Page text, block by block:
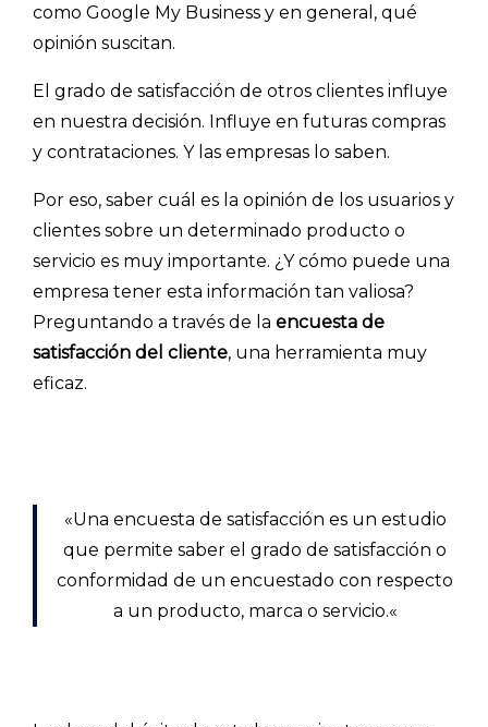
como Google My Business y en general, qué
opinión suscitan.
El grado de satisfacción de otros clientes influye
en nuestra decisión. Influye en futuras compras
y contrataciones. Y las empresas lo saben.
Por eso, saber cuál es la opinión de los usuarios y
clientes sobre un determinado producto o
servicio es muy importante. ¿Y cómo puede una
empresa tener esta información tan valiosa?
Preguntando a través de la encuesta de
satisfacción del cliente, una herramienta muy
eficaz.
«Una encuesta de satisfacción es un estudio
que permite saber el grado de satisfacción o
conformidad de un encuestado con respecto
a un producto, marca o servicio.«